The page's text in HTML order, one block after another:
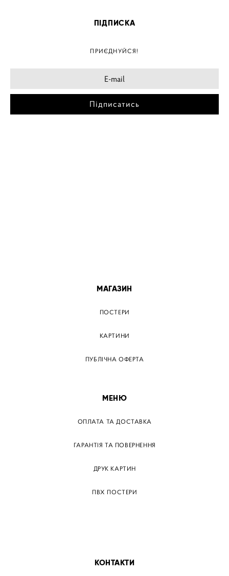
ПІДПИСКА
ПРИЄДНУЙСЯ!
Підписатись
МАГАЗИН
ПОСТЕРИ
КАРТИНИ
ПУБЛІЧНА ОФЕРТА
МЕНЮ
ОПЛАТА ТА ДОСТАВКА
ГАРАНТІЯ ТА ПОВЕРНЕННЯ
ДРУК КАРТИН
ПВХ ПОСТЕРИ
КОНТАКТИ